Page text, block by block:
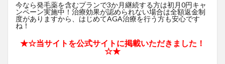
今なら発毛薬を含むプランで3か月継続する方は初月0円キャ
ンペーン実施中！治療効果が認められない場合は全額返金制
度がありますから、はじめてAGA治療を行う方も安心です
ね！
★☆当サイトを公式サイトに掲載いただきました！
☆★